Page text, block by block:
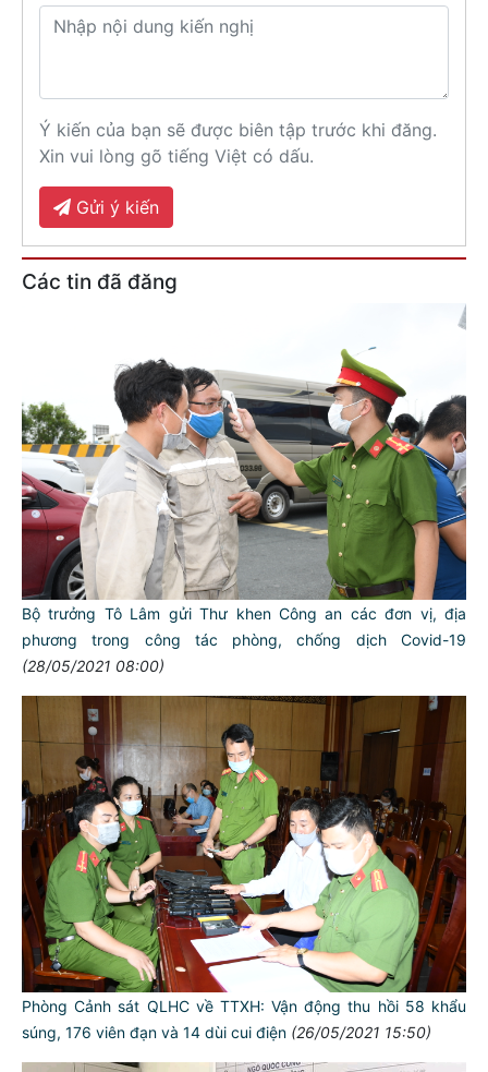
Ý kiến của bạn sẽ được biên tập trước khi đăng.
Xin vui lòng gõ tiếng Việt có dấu.
Gửi ý kiến
Các tin đã đăng
Bộ trưởng Tô Lâm gửi Thư khen Công an các đơn vị, địa
phương trong công tác phòng, chống dịch Covid-19
(28/05/2021 08:00)
Phòng Cảnh sát QLHC về TTXH: Vận động thu hồi 58 khẩu
súng, 176 viên đạn và 14 dùi cui điện (26/05/2021 15:50)